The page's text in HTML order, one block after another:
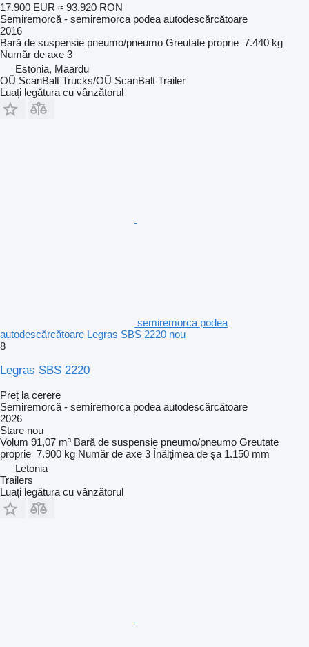
17.900 EUR ≈ 93.920 RON
Semiremorcă - semiremorca podea autodescărcătoare
2016
Bară de suspensie pneumo/pneumo Greutate proprie 7.440 kg
Număr de axe 3
Estonia, Maardu
OÜ ScanBalt Trucks/OÜ ScanBalt Trailer
Luați legătura cu vânzătorul
semiremorca podea
autodescărcătoare Legras SBS 2220 nou
8
Legras SBS 2220
Preț la cerere
Semiremorcă - semiremorca podea autodescărcătoare
2026
Stare nou
Volum 91,07 m³ Bară de suspensie pneumo/pneumo Greutate
proprie 7.900 kg Număr de axe 3 Înălţimea de şa 1.150 mm
Letonia
Trailers
Luați legătura cu vânzătorul